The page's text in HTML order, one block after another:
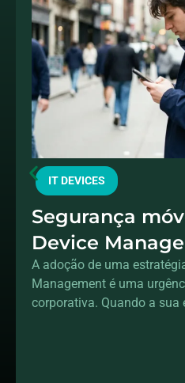
IT DEVICES
Segurança
Device
protegendo
escritório
A adoção de uma
Management é uma
corporativa. Quando a sua